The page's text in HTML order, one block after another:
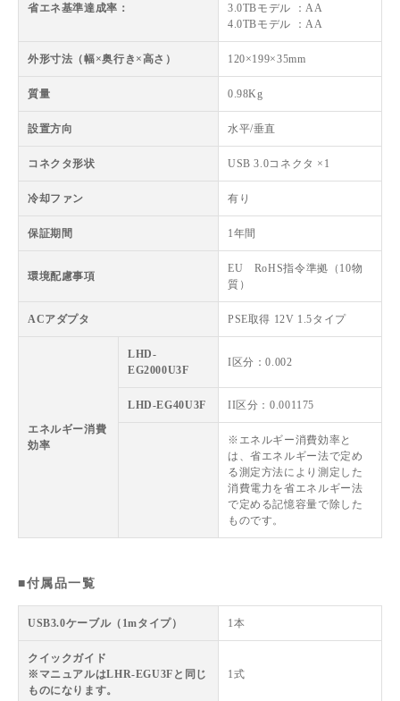
省エネ基準達成率：
3.0TBモデル ：AA
4.0TBモデル ：AA
外形寸法（幅×奥行き×高さ） 120×199×35mm
質量 0.98Kg
設置方向 水平/垂直
コネクタ形状 USB 3.0コネクタ ×1
冷却ファン 有り
保証期間 1年間
環境配慮事項
EU RoHS指令準拠（10物
質）
ACアダプタ PSE取得 12V 1.5タイプ
エネルギー消費
効率
LHD-
EG2000U3F
I区分：0.002
LHD-EG40U3F II区分：0.001175
※エネルギー消費効率と
は、省エネルギー法で定め
る測定方法により測定した
消費電力を省エネルギー法
で定める記憶容量で除した
ものです。
■付属品一覧
USB3.0ケーブル（1mタイプ） 1本
クイックガイド
※マニュアルはLHR-EGU3Fと同じ
ものになります。
1式